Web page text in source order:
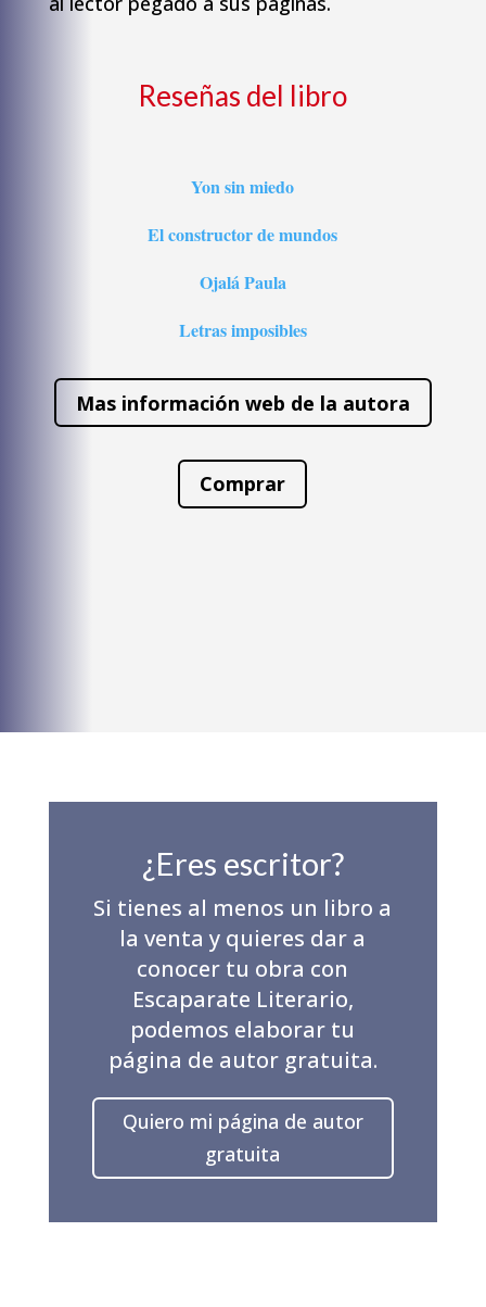
Reseñas del libro
Yon sin miedo
El constructor de mundos
Ojalá Paula
Letras imposibles
Mas información web de la autora
Comprar
¿Eres escritor?
Si tienes al menos un libro a
la venta y quieres dar a
conocer tu obra con
Escaparate Literario,
podemos elaborar tu
página de autor gratuita.
Quiero mi página de autor
gratuita